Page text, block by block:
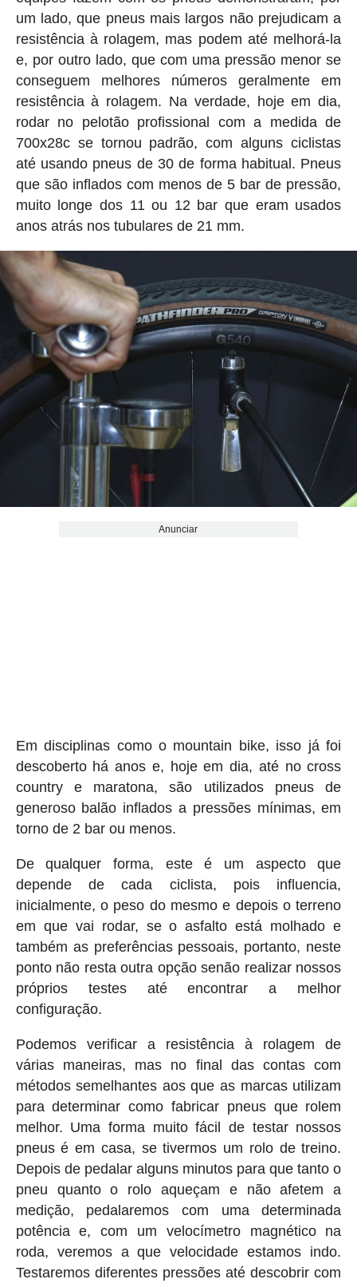
um lado, que pneus mais largos não prejudicam a
resistência à rolagem, mas podem até melhorá-la
e, por outro lado, que com uma pressão menor se
conseguem melhores números geralmente em
resistência à rolagem. Na verdade, hoje em dia,
rodar no pelotão profissional com a medida de
700x28c se tornou padrão, com alguns ciclistas
até usando pneus de 30 de forma habitual. Pneus
que são inflados com menos de 5 bar de pressão,
muito longe dos 11 ou 12 bar que eram usados
anos atrás nos tubulares de 21 mm.
Anunciar
Em disciplinas como o mountain bike, isso já foi
descoberto há anos e, hoje em dia, até no cross
country e maratona, são utilizados pneus de
generoso balão inflados a pressões mínimas, em
torno de 2 bar ou menos.
De qualquer forma, este é um aspecto que
depende de cada ciclista, pois influencia,
inicialmente, o peso do mesmo e depois o terreno
em que vai rodar, se o asfalto está molhado e
também as preferências pessoais, portanto, neste
ponto não resta outra opção senão realizar nossos
próprios testes até encontrar a melhor
configuração.
Podemos verificar a resistência à rolagem de
várias maneiras, mas no final das contas com
métodos semelhantes aos que as marcas utilizam
para determinar como fabricar pneus que rolem
melhor. Uma forma muito fácil de testar nossos
pneus é em casa, se tivermos um rolo de treino.
Depois de pedalar alguns minutos para que tanto o
pneu quanto o rolo aqueçam e não afetem a
medição, pedalaremos com uma determinada
potência e, com um velocímetro magnético na
roda, veremos a que velocidade estamos indo.
Testaremos diferentes pressões até descobrir com